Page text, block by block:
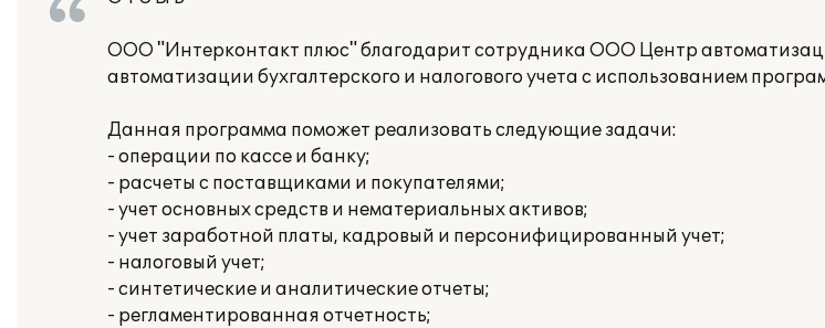
ООО "Интерконтакт плюс" благодарит сотрудника ООО Центр
автоматизации бухгалтерского и налогового учета с использованием
Данная программа поможет реализовать следующие задачи:
- операции по кассе и банку;
- расчеты с поставщиками и покупателями;
- учет основных средств и нематериальных активов;
- учет заработной платы, кадровый и персонифицированный учет;
- налоговый учет;
- синтетические и аналитические отчеты;
- регламентированная отчетность;